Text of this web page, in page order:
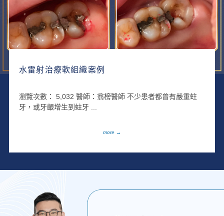
水雷射治療軟組織案例
瀏覽次數： 5,032 醫師：翁榜醫師 不少患者都曾有嚴重蛀
牙，或牙齦增生到蛀牙 ...
more →